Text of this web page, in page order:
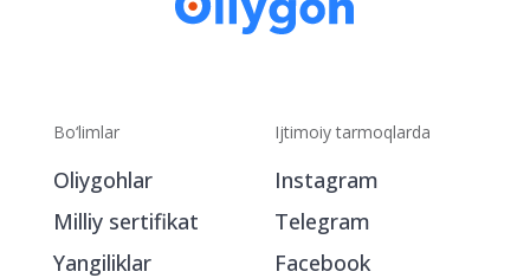
Bo‘limlar
Oliygohlar
Milliy sertifikat
Yangiliklar
Ijtimoiy tarmoqlarda
Instagram
Telegram
Facebook